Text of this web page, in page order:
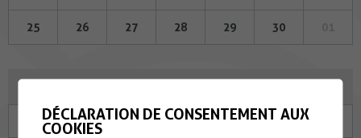
25 26 27 28 29 30
Ma Me Je Ve Sa
DÉCLARATION DE CONSENTEMENT AUX
COOKIES